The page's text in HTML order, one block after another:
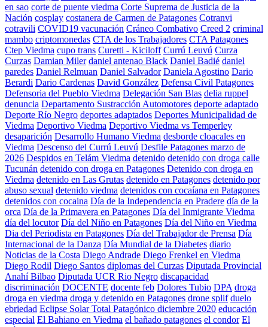
en sao corte de puente viedma Corte Suprema de Justicia de la
Nación cosplay costanera de Carmen de Patagones Cotranvi
cotravili COVID19 vacunación Cráneo Combativo Creed 2 criminal
mambo criptomonedas CTA de los Trabajadores CTA Patagones
Ctep Viedma cupo trans Curetti - Kiciloff Currú Leuvú Curza
Curzas Damian Miler daniel antenao Black Daniel Badié daniel
paredes Daniel Relmuan Daniel Salvador Daniela Agostino Dario
Berardi Dario Cardenas David González Defensa Civil Patagones
Defensoria del Pueblo Viedma Delegación San Blas delia ruppel
denuncia Departamento Sustracción Automotores deporte adaptado
Deporte Río Negro deportes adaptados Deportes Municipalidad de
Viedma Deportivo Viedma Deportivo Viedma vs Temperley
desaparición Desarrollo Humano Viedma desborde cloacales en
Viedma Descenso del Currú Leuvú Desfile Patagones marzo de
2026 Despidos en Telám Viedma detenido detenido con droga calle
Tucunán detenido con droga en Patagones Detenido con droga en
Viedma detenido en Las Grutas detenido en Patagones detenido por
abuso sexual detenido viedma detenidos con cocaíana en Patagones
detenidos con cocaina Día de la Independencia en Pradere día de la
orca Día de la Primavera en Patagones Día del Inmigrante Viedma
día del locutor Día del Niño en Patagones Día del Niño en Viedma
Dia del Periodista en Patagones Día del Trabajador de Prensa Día
Internacional de la Danza Día Mundial de la Diabetes diario
Noticias de la Costa Diego Andrade Diego Frenkel en Viedma
Diego Rodil Diego Santos diplomas del Curzas Diputada Provincial
Anahí Bilbao Diputada UCR Rio Negro discapacidad
discriminación DOCENTE docente feb Dolores Tubio DPA droga
droga en viedma droga y detenido en Patagones drone splif duelo
ebriedad Eclipse Solar Total Patagónico diciembre 2020 educación
especial El Bahiano en Viedma el bañado patagones el condor El